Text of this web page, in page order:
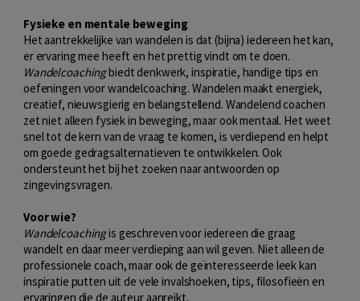
Fysieke en mentale beweging
Het aantrekkelijke van wandelen is dat (bijna) iedereen het kan,
er ervaring mee heeft en het prettig vindt om te doen.
Wandelcoachingbiedt denkwerk, inspiratie, handige tips en
oefeningen voor wandelcoaching. Wandelen maakt energiek,
creatief, nieuwsgierig en belangstellend. Wandelend coachen
zet niet alleen fysiek in beweging, maar ook mentaal. Het weet
snel tot de kern van de vraag te komen, is verdiepend en helpt
om goede gedragsalternatieven te ontwikkelen. Ook
ondersteunt het bij het zoeken naar antwoorden op
zingevingsvragen.
Voor wie?
Wandelcoachingis geschreven voor iedereen die graag
wandelt en daar meer verdieping aan wil geven. Niet alleen de
professionele coach, maar ook de geïnteresseerde leek kan
inspiratie putten uit de vele invalshoeken, tips, filosofieën en
ervaringen die de auteur aanreikt.